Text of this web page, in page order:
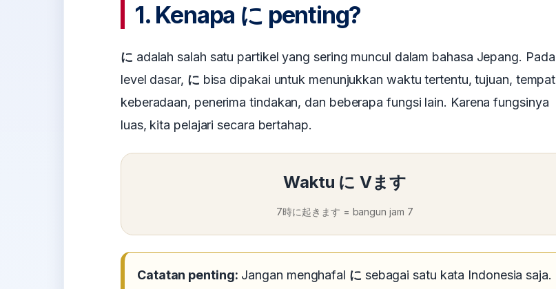
1. Kenapa に penting?
に adalah salah satu partikel yang sering muncul dalam bahasa Jepang. Pada
level dasar, に bisa dipakai untuk menunjukkan waktu tertentu, tujuan, tempat
keberadaan, penerima tindakan, dan beberapa fungsi lain. Karena fungsinya
luas, kita pelajari secara bertahap.
Waktu に Vます
7時に起きます = bangun jam 7
Catatan penting: Jangan menghafal に sebagai satu kata Indonesia saja.